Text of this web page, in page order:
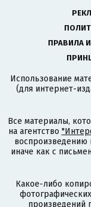
ПРАВИЛА
Использование
(для интернет-
Все материалы,
на агентство
иначе как с
Какое-либо
произведений